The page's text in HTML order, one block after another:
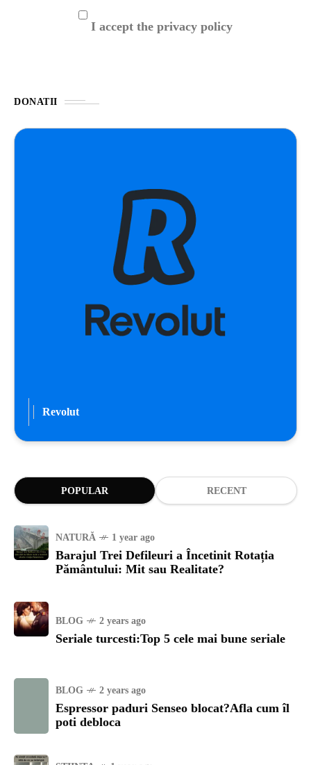
I accept the privacy policy
DONATII
Revolut
POPULAR RECENT
NATURĂ 1 year ago
Barajul Trei Defileuri a Încetinit Rotația
Pământului: Mit sau Realitate?
BLOG 2 years ago
Seriale turcesti:Top 5 cele mai bune seriale
BLOG 2 years ago
Espressor paduri Senseo blocat?Afla cum îl
poti debloca